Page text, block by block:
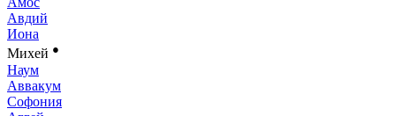
Авдий
Иона
Михей ●
Наум
Аввакум
Софония